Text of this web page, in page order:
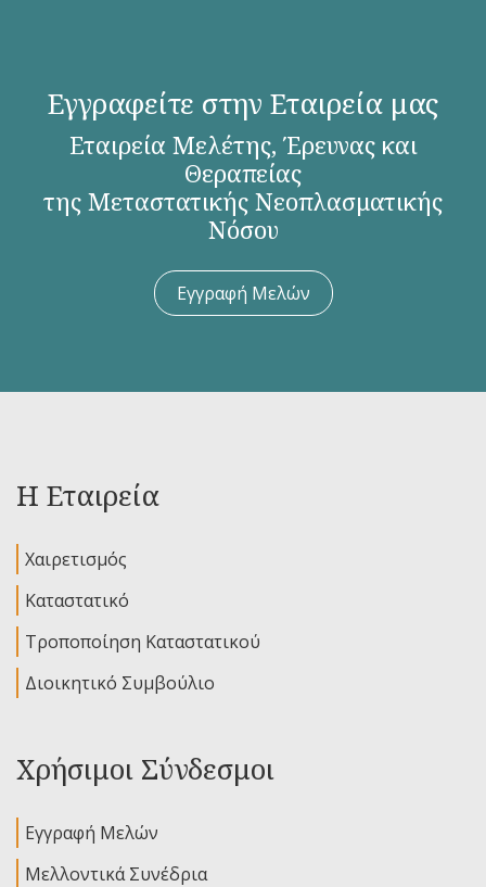
Εγγραφείτε στην Εταιρεία μας
Εταιρεία Μελέτης, Έρευνας και
Θεραπείας
της Μεταστατικής Νεοπλασματικής
Νόσου
Εγγραφή Μελών
Η Εταιρεία
Χαιρετισμός
Καταστατικό
Τροποποίηση Καταστατικού
Διοικητικό Συμβούλιο
Χρήσιμοι Σύνδεσμοι
Εγγραφή Μελών
Μελλοντικά Συνέδρια